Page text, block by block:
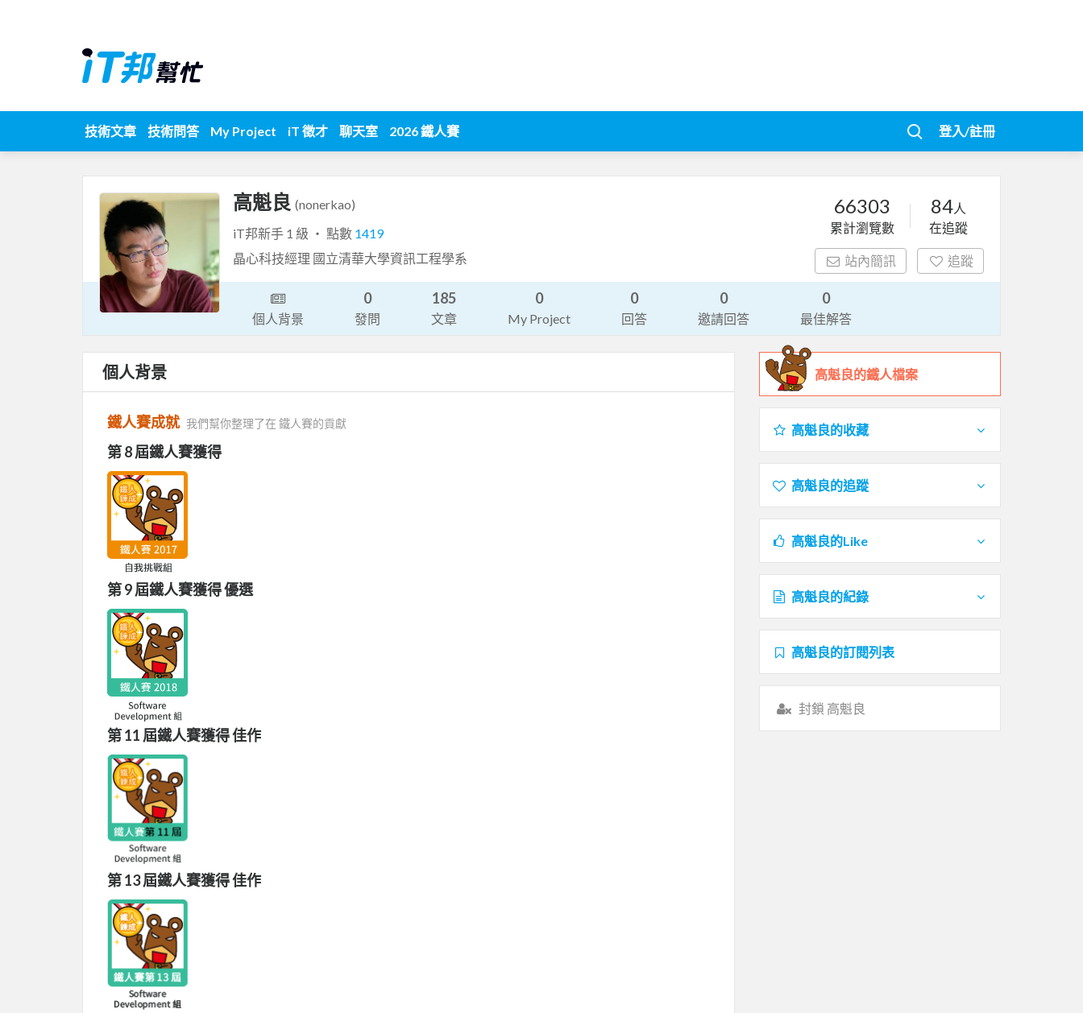
技術文章 技術問答 My Project iT 徵才 聊天室 2026 鐵人賽 登入/註冊
高魁良 (nonerkao)
iT邦新手 1 級 ‧ 點數 1419
晶心科技經理 國立清華大學資訊工程學系
66303
累計瀏覽數
84人
在追蹤
站內簡訊 追蹤
個人背景
0
發問
185
文章
0
My Project
0
回答
0
邀請回答
0
最佳解答
個人背景
鐵人賽成就 我們幫你整理了在 鐵人賽的貢獻
第 8 屆鐵人賽獲得
第 9 屆鐵人賽獲得 優選
第 11 屆鐵人賽獲得 佳作
第 13 屆鐵人賽獲得 佳作
高魁良的鐵人檔案
高魁良的收藏
高魁良的追蹤
高魁良的Like
高魁良的紀錄
高魁良的訂閱列表
封鎖 高魁良